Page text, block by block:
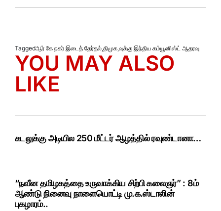
Taggedஆர் கே நகர் இடைத் தேர்தல்,திமுக,வுக்கு இந்திய கம்யூனிஸ்ட் ஆதரவு
YOU MAY ALSO
LIKE
கடலுக்கு அடியில 250 மீட்டர் ஆழத்தில் ரவுண்டானா…
“நவீன தமிழகத்தை உருவாக்கிய சிற்பி கலைஞர்” : 8ம்
ஆண்டு நினைவு நாளையொட்டி மு.க.ஸ்டாலின்
புகழாரம்..